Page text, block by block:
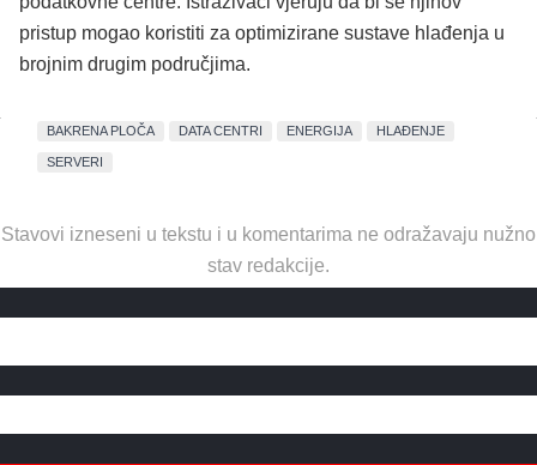
pristup mogao koristiti za optimizirane sustave hlađenja u
brojnim drugim područjima.
BAKRENA PLOČA DATA CENTRI ENERGIJA HLAĐENJE
SERVERI
Stavovi izneseni u tekstu i u komentarima ne odražavaju nužno
stav redakcije.